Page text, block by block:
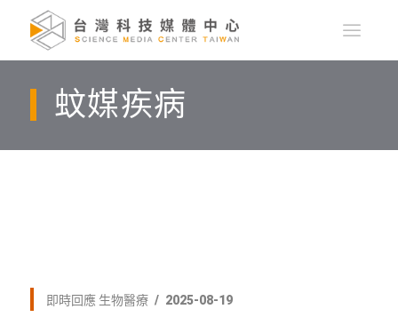
蚊媒疾病
即時回應 生物醫療 2025-08-19